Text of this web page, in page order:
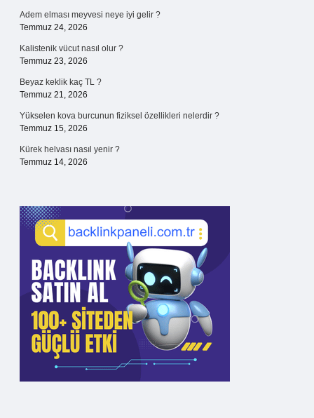
Adem elması meyvesi neye iyi gelir ?
Temmuz 24, 2026
Kalistenik vücut nasıl olur ?
Temmuz 23, 2026
Beyaz keklik kaç TL ?
Temmuz 21, 2026
Yükselen kova burcunun fiziksel özellikleri nelerdir ?
Temmuz 15, 2026
Kürek helvası nasıl yenir ?
Temmuz 14, 2026